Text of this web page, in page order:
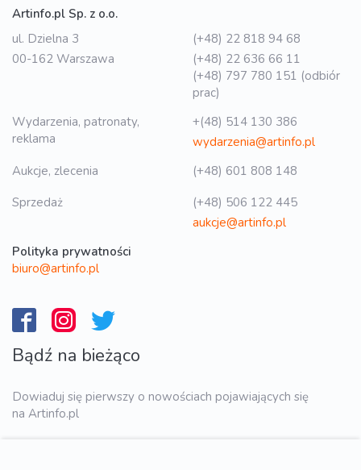
Artinfo.pl Sp. z o.o.
ul. Dzielna 3
00-162 Warszawa
(+48) 22 818 94 68
(+48) 22 636 66 11
(+48) 797 780 151 (odbiór
prac)
Wydarzenia, patronaty,
reklama
+(48) 514 130 386
wydarzenia@artinfo.pl
Aukcje, zlecenia
(+48) 601 808 148
Sprzedaż
(+48) 506 122 445
aukcje@artinfo.pl
Polityka prywatności
biuro@artinfo.pl
Bądź na bieżąco
Dowiaduj się pierwszy o nowościach pojawiających się
na Artinfo.pl